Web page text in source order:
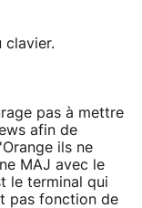
clavier.
pas à mettre
afin de
ils ne
MAJ avec le
le terminal qui
pas fonction de